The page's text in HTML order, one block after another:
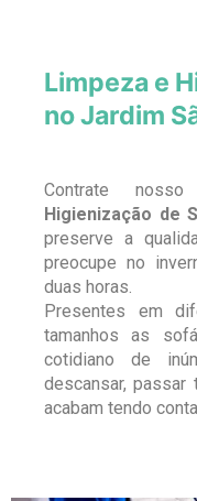
Limpeza e
no Jardim
Contrate
Higienização de
preserve a
preocupe no
duas horas.
Presentes em
tamanhos as
cotidiano de
descansar, passar
acabam tendo